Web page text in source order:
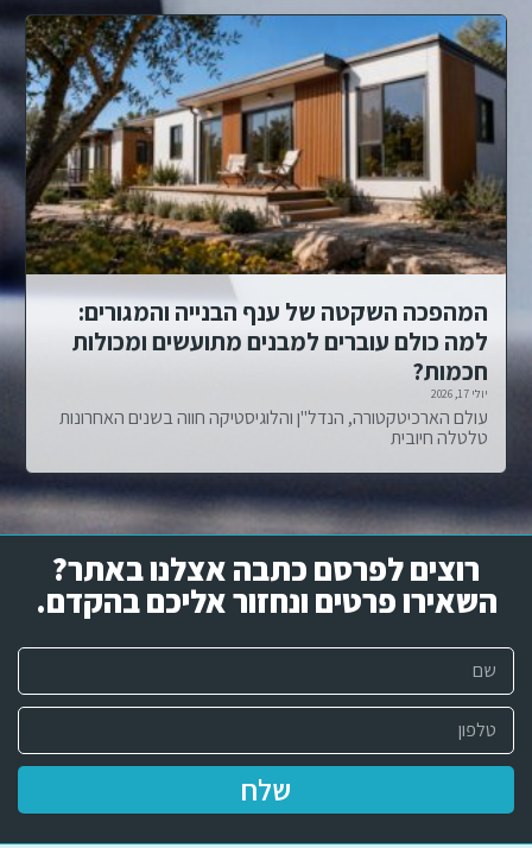
המהפכה השקטה של ענף הבנייה והמגורים:
למה כולם עוברים למבנים מתועשים ומכולות
חכמות?
יולי 17, 2026
עולם הארכיטקטורה, הנדל"ן והלוגיסטיקה חווה בשנים האחרונות
טלטלה חיובית
רוצים לפרסם כתבה אצלנו באתר?
השאירו פרטים ונחזור אליכם בהקדם.​
שלח